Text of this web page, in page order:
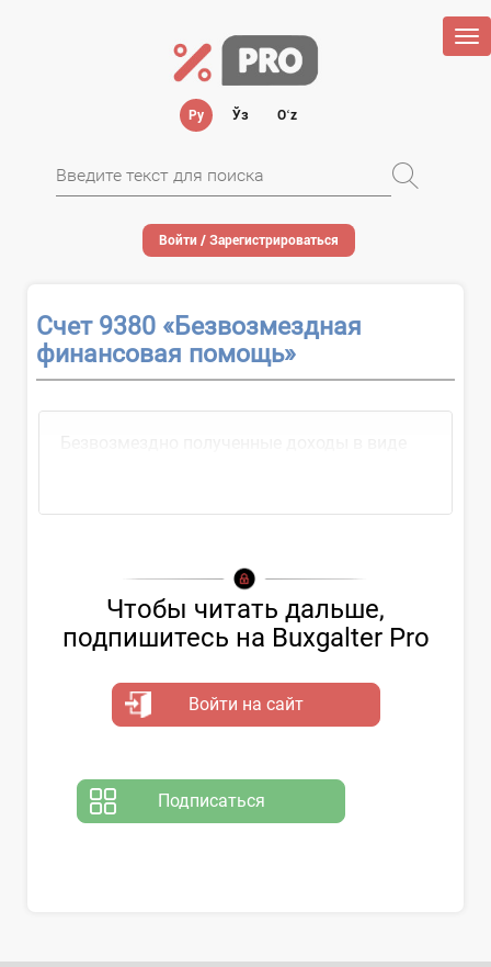
Ру Ўз Oʻz
Войти / Зарегистрироваться
Счет 9380 «Безвозмездная
финансовая помощь»
Чтобы читать дальше,
подпишитесь на Buxgalter Pro
Войти на сайт
Подписаться